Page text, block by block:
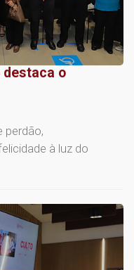
destaca o
perdão,
à luz do